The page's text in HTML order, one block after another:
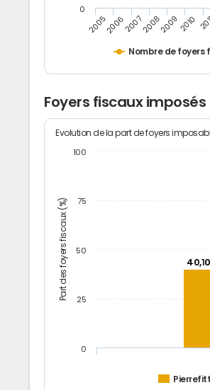
Nombre de foyers
200520062007200820092010
0
Foyers fiscaux
Part des foyers fiscaux (%)
Evolution de la part de foyers
0
25
50
75
100